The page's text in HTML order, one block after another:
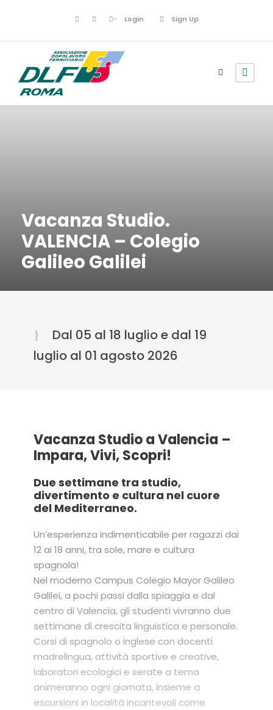
Login Sign Up
Vacanza Studio.
VALENCIA – Colegio
Galileo Galilei
Dal 05 al 18 luglio e dal 19
luglio al 01 agosto 2026
Vacanza Studio a Valencia –
Impara, Vivi, Scopri!
Due settimane tra studio,
divertimento e cultura nel cuore
del Mediterraneo.
Un’esperienza indimenticabile per ragazzi dai
12 ai 18 anni, tra sole, mare e cultura
spagnola!
Nel moderno Campus Colegio Mayor Galileo
Galilei, a pochi passi dalla spiaggia e dal
centro di Valencia, gli studenti vivranno due
settimane di crescita linguistica e personale.
Corsi di spagnolo o inglese con docenti
madrelingua, attività sportive e creative,
laboratori ecologici e serate a tema
animeranno ogni giornata, insieme a
escursioni in località incantevoli come